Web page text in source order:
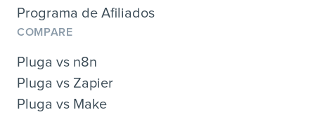
Programa de Afiliados
COMPARE
Pluga vs n8n
Pluga vs Zapier
Pluga vs Make